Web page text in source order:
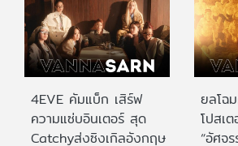
4EVE คัมแบ็ก เสิร์ฟ
ความแซ่บอินเตอร์ สุด
Catchyส่งซิงเกิลอังกฤษ
ยลโฉ
โปสเ
“อัศจ